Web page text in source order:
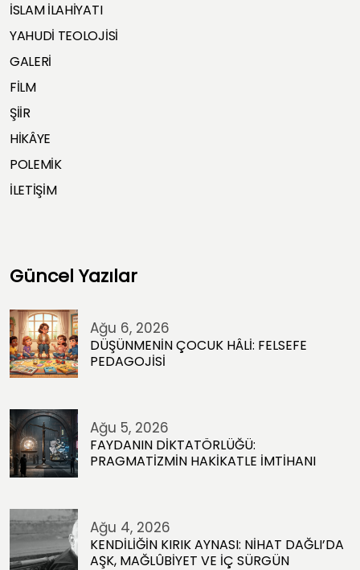
İSLAM İLAHİYATI
YAHUDİ TEOLOJİSİ
GALERİ
FİLM
ŞİİR
HİKÂYE
POLEMİK
İLETİŞİM
Güncel Yazılar
Ağu 6, 2026
DÜŞÜNMENİN ÇOCUK HÂLİ: FELSEFE
PEDAGOJİSİ
Ağu 5, 2026
FAYDANIN DİKTATÖRLÜĞÜ:
PRAGMATİZMİN HAKİKATLE İMTİHANI
Ağu 4, 2026
KENDİLİĞİN KIRIK AYNASI: NİHAT DAĞLI’DA
AŞK, MAĞLÛBİYET VE İÇ SÜRGÜN